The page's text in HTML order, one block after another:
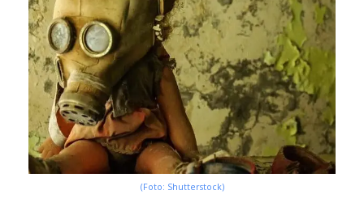
(Foto: Shutterstock)